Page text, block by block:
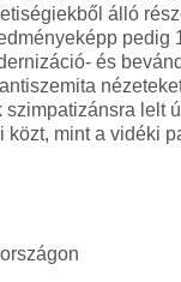
álló
pedig
és
szimpatizánsra lelt
közt, mint a vidéki